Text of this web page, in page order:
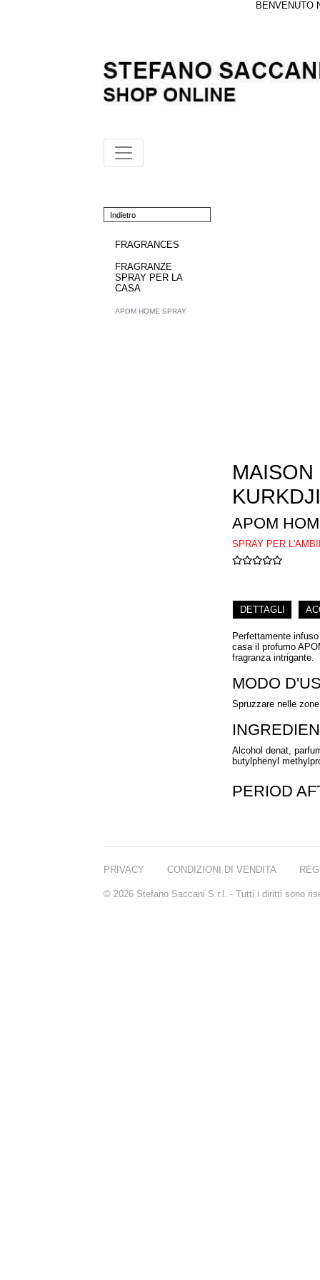
BENVENUTO
Indietro
FRAGRANCES
FRAGRANZE
SPRAY PER LA
CASA
APOM HOME SPRAY
APOM
SPRAY PER
DETTAGLI
Perfettamente
casa il profumo
fragranza intrigante.
MODO
Spruzzare nelle
Alcohol denat,
butylphenyl
PERIOD
PRIVACY CONDIZIONI DI VENDITA
© 2026 Stefano Saccani S.r.l. - Tutti i diritti sono